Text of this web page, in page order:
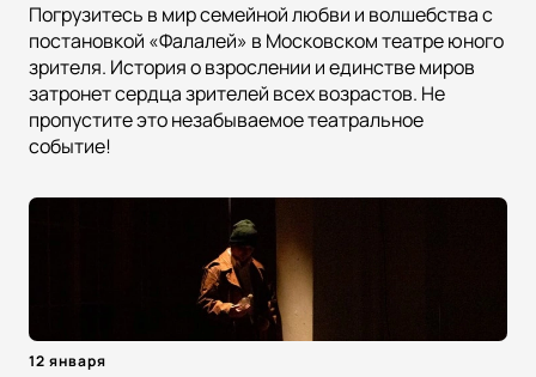
Погрузитесь в мир семейной любви и волшебства с
постановкой «Фалалей» в Московском театре юного
зрителя. История о взрослении и единстве миров
затронет сердца зрителей всех возрастов. Не
пропустите это незабываемое театральное
событие!
12 января